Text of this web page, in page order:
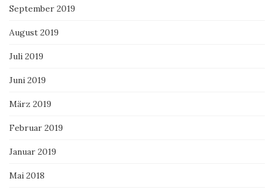
September 2019
August 2019
Juli 2019
Juni 2019
März 2019
Februar 2019
Januar 2019
Mai 2018